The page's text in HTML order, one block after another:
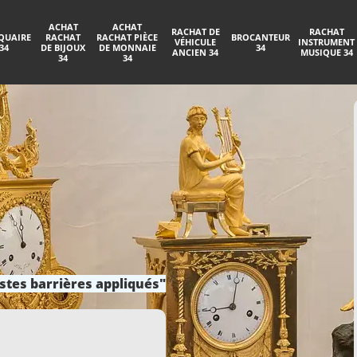
ACHAT
RACHAT
DE BIJOUX
34
ACHAT
RACHAT PIÈCE
DE MONNAIE
34
RACHAT DE
VÉHICULE
ANCIEN 34
BROCANTEUR
34
RACHAT
INSTRUMENT
MUSIQUE 34
barrières appliqués"